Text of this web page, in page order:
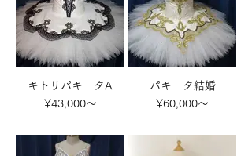
キトリパキータA
¥43,000～
パキータ結婚
¥60,000～